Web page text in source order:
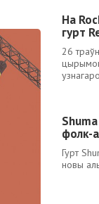
На
гурт
26
фолк-
Гурт
новы